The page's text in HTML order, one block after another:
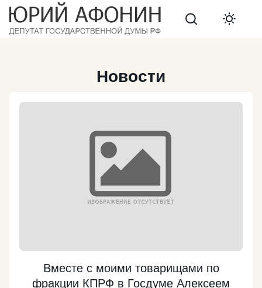
Search
Новости
Вместе с моими товарищами по
фракции КПРФ в Госдуме Алексеем